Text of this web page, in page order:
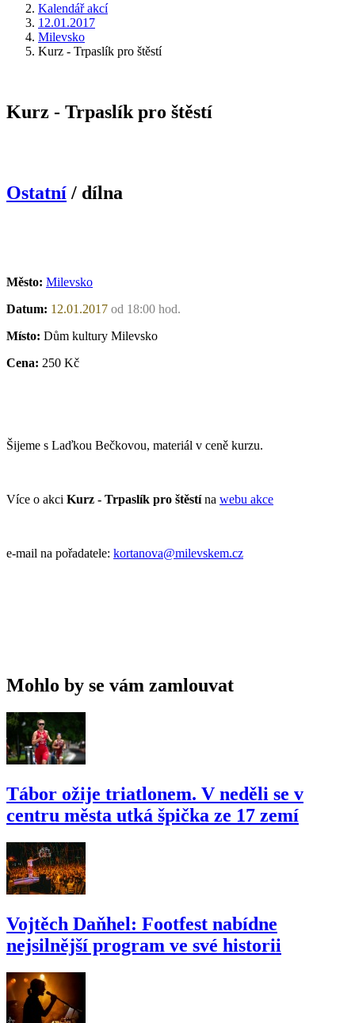
Kalendář akcí
12.01.2017
Milevsko
Kurz - Trpaslík pro štěstí
Kurz - Trpaslík pro štěstí
Ostatní / dílna
Město: Milevsko
Datum: 12.01.2017 od 18:00 hod.
Místo: Dům kultury Milevsko
Cena: 250 Kč
Šijeme s Laďkou Bečkovou, materiál v ceně kurzu.
Více o akci Kurz - Trpaslík pro štěstína webu akce
e-mail na pořadatele: kortanova@milevskem.cz
Mohlo by se vám zamlouvat
Tábor ožije triatlonem. V neděli se v
centru města utká špička ze 17 zemí
Vojtěch Daňhel: Footfest nabídne
nejsilnější program ve své historii